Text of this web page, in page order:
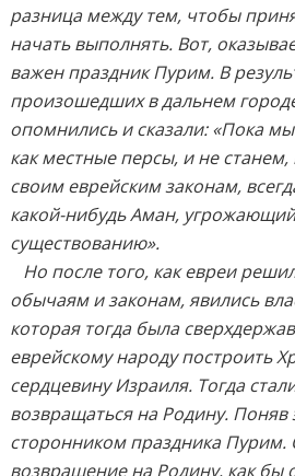
разница между тем, чтобы
начать выполнять. Вот,
важен праздник Пурим. В
произошедших в дальнем
опомнились и сказали: «Пока
как местные персы, и не
своим еврейским законам,
какой-нибудь Аман,
существованию».
Но после того, как евреи
обычаям и законам, явились
которая тогда была
еврейскому народу построить
сердцевину Израиля. Тогда
возвращаться на Родину. Поняв
сторонником праздника Пурим.
возвращение на Родину, как бы